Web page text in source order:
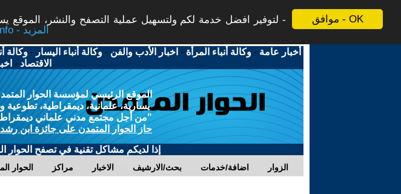
موافق - OK
لتوفير افضل خدمة لكم ولتسهيل عملية التصفح والنشر، الموقع
More info - المزيد
أخبار عامة -وكالة أنباء المرأة - اخبار الأدب والفن -وكالة أنباء اليسار -وكالة
الاقتصاد -
الموقع الرئيسي لمؤسسة الحوار
يسارية، علمانية، ديمقراطية، تطوعية
"من أجل مجتمع مدني علماني
حاز الحوار المتمدن على جائزة ابن رشد
إذا لديكم مشاكل تقنية في تصفح الحوار
الحوار مراكز الاخبار بحث/الارشيف اضافة/خدمات الزوار